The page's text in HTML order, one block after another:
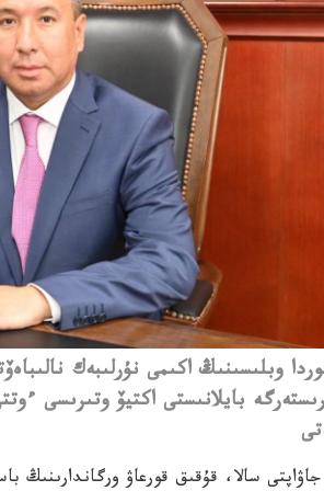
وبلىسىنىڭ اكىمى نۇرلىبەك
بايلانىستى اكتيۆ وتىرىسى
سالا، قۇقىق قورعاۋ ورگاندارىنىڭ